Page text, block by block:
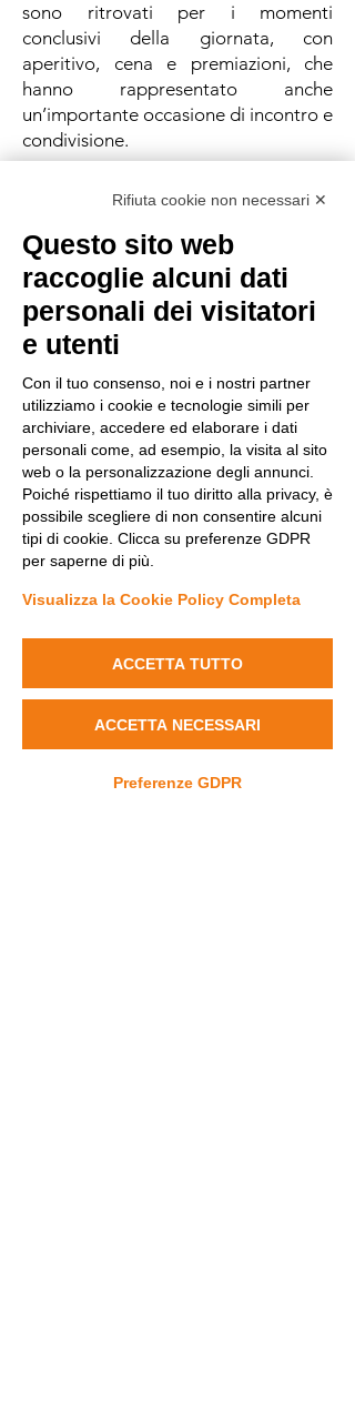
sono ritrovati per i momenti
conclusivi della giornata, con
aperitivo, cena e premiazioni, che
hanno rappresentato anche
un’importante occasione di incontro e
condivisione.
La regia dell’evento è stata affidata a
insieme ai volontari della Fondazione
Dravet ETS, che hanno curato
l’hospitality e l’accoglienza durante
tutta la giornata, offrendo supporto
ai giocatori e alle squadre.
Il backdrop Conferenza Stampa
Squadra
Squadra Azienda Agricola Tamburini
Squadra MionettoSquadra
Rifiuta cookie non necessari ✕
Questo sito web
raccoglie alcuni dati
personali dei visitatori
e utenti
Con il tuo consenso, noi e i nostri partner
utilizziamo i cookie e tecnologie simili per
archiviare, accedere ed elaborare i dati
personali come, ad esempio, la visita al sito
web o la personalizzazione degli annunci.
Poiché rispettiamo il tuo diritto alla privacy, è
possibile scegliere di non consentire alcuni
tipi di cookie. Clicca su preferenze GDPR
per saperne di più.
Visualizza la Cookie Policy Completa
ACCETTA TUTTO
ACCETTA NECESSARI
Preferenze GDPR